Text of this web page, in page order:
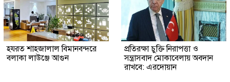
হযরত শাহজালাল বিমানবন্দরে
বলাকা লাউঞ্জে আগুন
প্রতিরক্ষা চুক্তি নিরাপত্তা ও
সন্ত্রাসবাদ মোকাবেলায় অবদান
রাখবে: এরদোয়ান